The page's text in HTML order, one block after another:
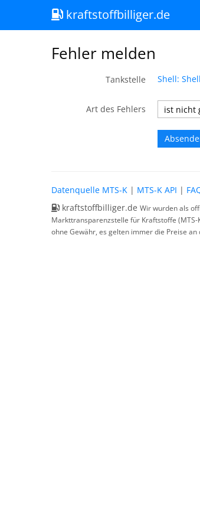
kraftstoffbilliger.de
Fehler melden
Tankstelle Shell:
Art des Fehlers
Datenquelle MTS-K | MTS-K API |
kraftstoffbilliger.de Wir wurden als
Markttransparenzstelle für Kraftstoffe
ohne Gewähr, es gelten immer die Preise